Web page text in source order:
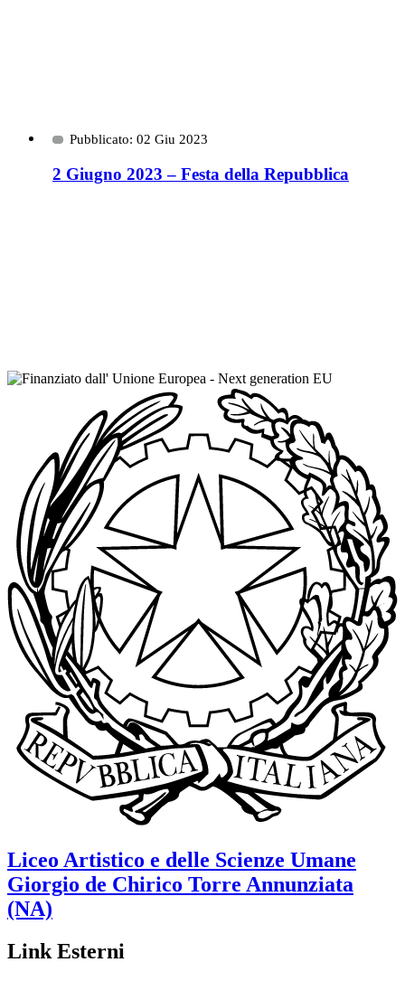
Pubblicato: 02 Giu 2023
2 Giugno 2023 – Festa della Repubblica
Liceo Artistico e delle Scienze Umane
Giorgio de Chirico Torre Annunziata
(NA)
Link Esterni